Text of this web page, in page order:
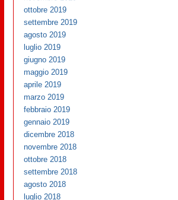
ottobre 2019
settembre 2019
agosto 2019
luglio 2019
giugno 2019
maggio 2019
aprile 2019
marzo 2019
febbraio 2019
gennaio 2019
dicembre 2018
novembre 2018
ottobre 2018
settembre 2018
agosto 2018
luglio 2018